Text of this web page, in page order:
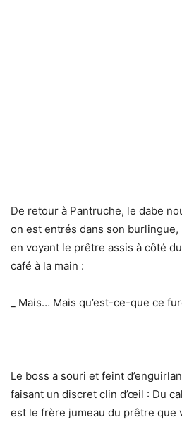
De retour à Pantruche, le dabe
on est entrés dans son
en voyant le prêtre assis à côté
café à la main :
_ Mais… Mais qu’est-ce-que ce
Le boss a souri et feint
faisant un discret clin d’œil : Du
est le frère jumeau du prêtre que